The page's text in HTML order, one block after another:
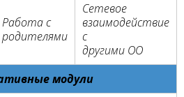
Работа с
родителями
Сетевое
взаимодействие
с
другими ОО
модули